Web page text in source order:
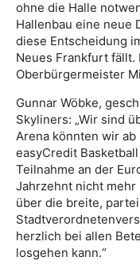
ohne die Halle
Hallenbau eine neue
diese Entscheidung
Neues Frankfurt fällt.
Oberbürgermeister
Gunnar Wöbke,
Skyliners: „Wir sind
Arena könnten wir
easyCredit
Teilnahme an der
Jahrzehnt nicht
über die breite,
herzlich bei allen
losgehen kann.“